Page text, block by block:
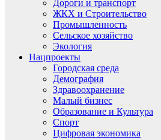
Дороги и транспорт
ЖКХ и Строительство
Промышленность
Сельское хозяйство
Экология
Нацпроекты
Городская среда
Демография
Здравоохранение
Малый бизнес
Образование и Культура
Спорт
Цифровая экономика